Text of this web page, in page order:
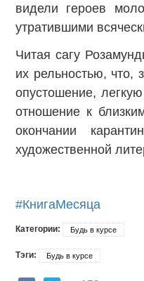
видели героев
утратившими
Читая сагу
их рельностью, что,
опустошение,
отношение к
окончании
художественной
#КнигаМесяца
Категории: Будь в курсе
Тэги: Будь в курсе